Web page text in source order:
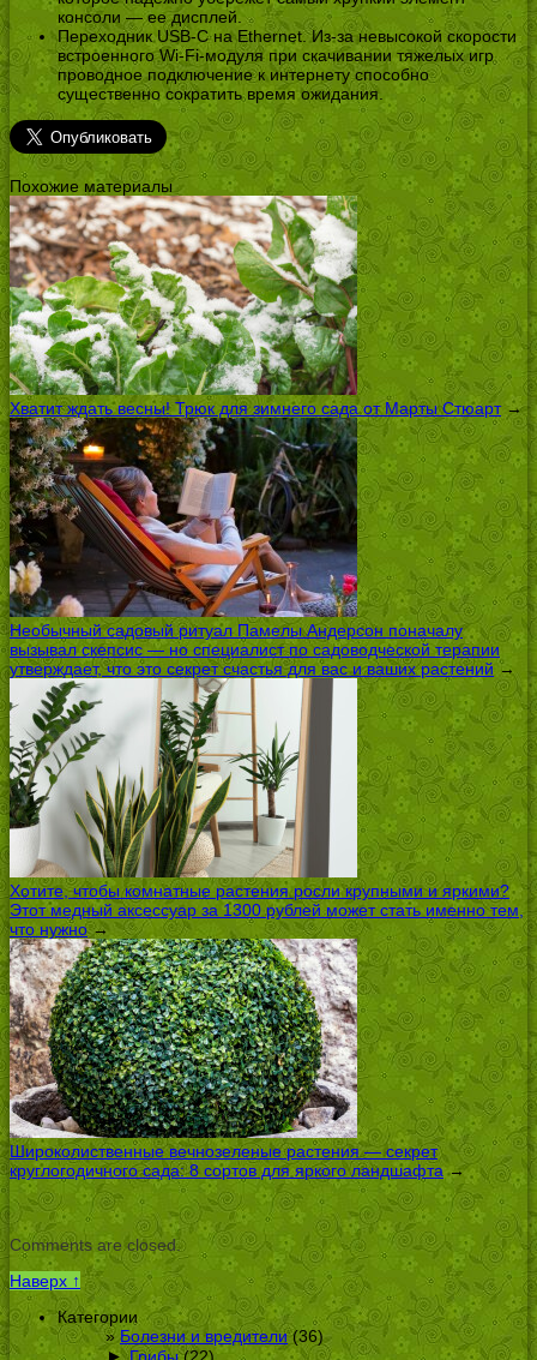
консоли — ее дисплей.
Переходник USB-C на Ethernet. Из-за невысокой скорости
встроенного Wi-Fi-модуля при скачивании тяжелых игр
проводное подключение к интернету способно
существенно сократить время ожидания.
Похожие материалы
Хватит ждать весны! Трюк для зимнего сада от Марты Стюарт→
Необычный садовый ритуал Памелы Андерсон поначалу
вызывал скепсис — но специалист по садоводческой терапии
утверждает, что это секрет счастья для вас и ваших растений →
Хотите, чтобы комнатные растения росли крупными и яркими?
Этот медный аксессуар за 1300 рублей может стать именно тем,
что нужно→
Широколиственные вечнозеленые растения — секрет
круглогодичного сада: 8 сортов для яркого ландшафта→
Comments are closed.
Наверх ↑
Категории
Болезни и вредители(36)
►